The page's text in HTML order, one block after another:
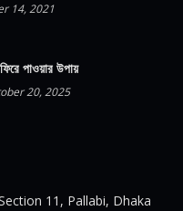
14, 2021
পাওয়ার উপায়
20, 2025
11, Pallabi, Dhaka